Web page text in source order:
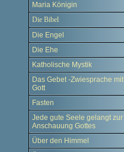
Maria Königin
Die Bibel
Die Engel
Die Ehe
Katholische Mystik
Das Gebet -Zwiesprache mit
Gott
Fasten
Jede gute Seele gelangt zur
Anschauung Gottes
Über den Himmel